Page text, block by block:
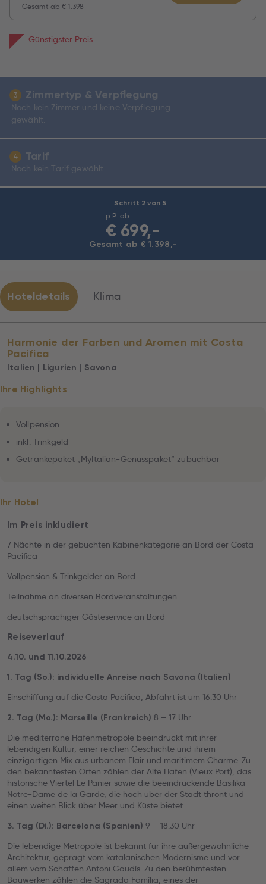
Schritt 2 von 5
p.P. ab
€ 699,-
Gesamt ab € 1.398,-
Gesamt ab€ 1.398
Günstigster Preis
3 Zimmertyp & Verpflegung
Noch kein Zimmer und keine Verpflegung
gewählt.
4 Tarif
Noch kein Tarif gewählt
Hoteldetails Klima
Harmonie der Farben und Aromen mit Costa
Pacifica
Italien | Ligurien | Savona
Ihre Highlights
Vollpension
inkl. Trinkgeld
Getränkepaket „MyItalian-Genusspaket“ zubuchbar
Ihr Hotel
Im Preis inkludiert
7 Nächte in der gebuchten Kabinenkategorie an Bord der Costa
Pacifica
Vollpension & Trinkgelder an Bord
Teilnahme an diversen Bordveranstaltungen
deutschsprachiger Gästeservice an Bord
Reiseverlauf
4.10. und 11.10.2026
1. Tag (So.): individuelle Anreise nach Savona (Italien)
Einschiffung auf die Costa Pacifica, Abfahrt ist um 16.30 Uhr
2. Tag (Mo.): Marseille (Frankreich) 8 – 17 Uhr
Die mediterrane Hafenmetropole beeindruckt mit ihrer
lebendigen Kultur, einer reichen Geschichte und ihrem
einzigartigen Mix aus urbanem Flair und maritimem Charme. Zu
den bekanntesten Orten zählen der Alte Hafen (Vieux Port), das
historische Viertel Le Panier sowie die beeindruckende Basilika
Notre-Dame de la Garde, die hoch über der Stadt thront und
einen weiten Blick über Meer und Küste bietet.
3. Tag (Di.): Barcelona (Spanien) 9 – 18.30 Uhr
Die lebendige Metropole ist bekannt für ihre außergewöhnliche
Architektur, geprägt vom katalanischen Modernisme und vor
allem vom Schaffen Antoni Gaudís. Zu den berühmtesten
Bauwerken zählen die Sagrada Família, eines der